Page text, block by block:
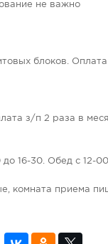
не важно
блоков.
з/п 2 раза в
16-30. Обед с 12-
комната приема